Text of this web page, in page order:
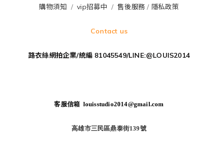
購物須知 /vip招募中 /售後服務 / 隱私政策
Contact us
路衣絲網拍企業/統編 81045549/LINE:@LOUIS2014
客服信箱 louisstudio2014@gmail.com
高雄市三民區鼎泰街139號